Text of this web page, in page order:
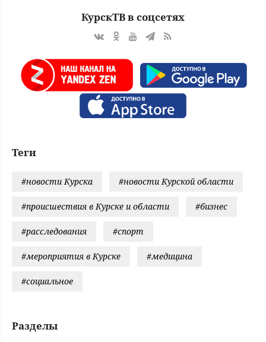
КурскТВ в соцсетях
Теги
#новости Курска #новости Курской области
#происшествия в Курске и области #бизнес
#расследования #спорт
#мероприятия в Курске #медицина
#социальное
Разделы